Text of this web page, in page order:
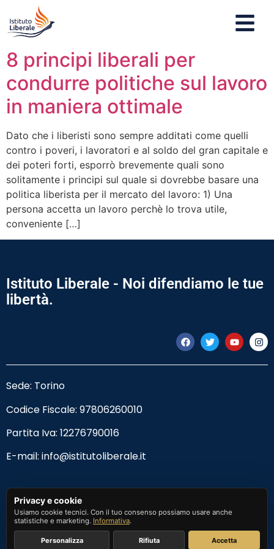
8 principi liberali per
condurre politiche sul lavoro
in maniera ottimale
Dato che i liberisti sono sempre additati come quelli
contro i poveri, i lavoratori e al soldo del gran capitale e
dei poteri forti, esporrò brevemente quali sono
solitamente i principi sul quale si dovrebbe basare una
politica liberista per il mercato del lavoro: 1) Una
persona accetta un lavoro perchè lo trova utile,
conveniente […]
Istituto Liberale - Noi difendiamo le tue
libertà.
Sede: Torino
Codice Fiscale: 97806260010
Partita Iva: 12276790016
E-mail: info@istitutoliberale.it
Privacy Policy
Privacy e cookie
Usiamo cookie tecnici. Con il tuo consenso possiamo usare anche
statistiche e marketing. Informativa.
Personalizza Rifiuta Accetta